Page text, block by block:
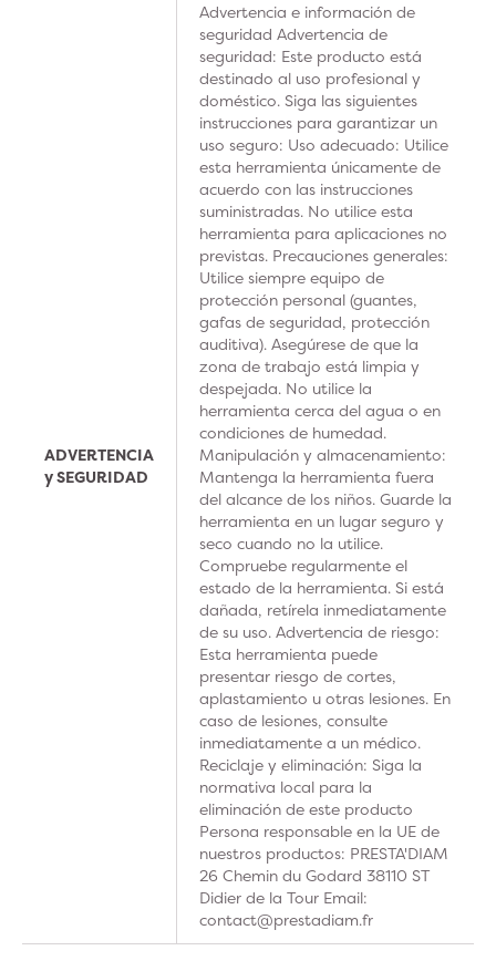
ADVERTENCIA
y SEGURIDAD
Advertencia e información de
seguridad Advertencia de
seguridad: Este producto está
destinado al uso profesional y
doméstico. Siga las siguientes
instrucciones para garantizar un
uso seguro: Uso adecuado: Utilice
esta herramienta únicamente de
acuerdo con las instrucciones
suministradas. No utilice esta
herramienta para aplicaciones no
previstas. Precauciones generales:
Utilice siempre equipo de
protección personal (guantes,
gafas de seguridad, protección
auditiva). Asegúrese de que la
zona de trabajo está limpia y
despejada. No utilice la
herramienta cerca del agua o en
condiciones de humedad.
Manipulación y almacenamiento:
Mantenga la herramienta fuera
del alcance de los niños. Guarde la
herramienta en un lugar seguro y
seco cuando no la utilice.
Compruebe regularmente el
estado de la herramienta. Si está
dañada, retírela inmediatamente
de su uso. Advertencia de riesgo:
Esta herramienta puede
presentar riesgo de cortes,
aplastamiento u otras lesiones. En
caso de lesiones, consulte
inmediatamente a un médico.
Reciclaje y eliminación: Siga la
normativa local para la
eliminación de este producto
Persona responsable en la UE de
nuestros productos: PRESTA'DIAM
26 Chemin du Godard 38110 ST
Didier de la Tour Email:
contact@prestadiam.fr